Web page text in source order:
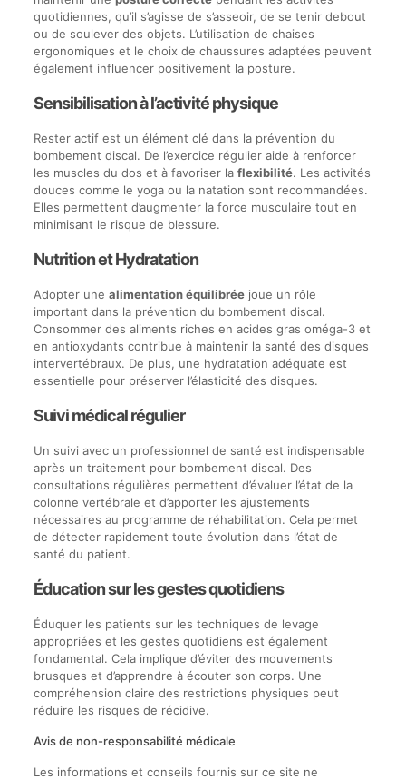
quotidiennes, qu’il s’agisse de s’asseoir, de se tenir debout
ou de soulever des objets. L’utilisation de chaises
ergonomiques et le choix de chaussures adaptées peuvent
également influencer positivement la posture.
Sensibilisation à l’activité physique
Rester actif est un élément clé dans la prévention du
bombement discal. De l’exercice régulier aide à renforcer
les muscles du dos et à favoriser la flexibilité. Les activités
douces comme le yoga ou la natation sont recommandées.
Elles permettent d’augmenter la force musculaire tout en
minimisant le risque de blessure.
Nutrition et Hydratation
Adopter une alimentation équilibréejoue un rôle
important dans la prévention du bombement discal.
Consommer des aliments riches en acides gras oméga-3 et
en antioxydants contribue à maintenir la santé des disques
intervertébraux. De plus, une hydratation adéquate est
essentielle pour préserver l’élasticité des disques.
Suivi médical régulier
Un suivi avec un professionnel de santé est indispensable
après un traitement pour bombement discal. Des
consultations régulières permettent d’évaluer l’état de la
colonne vertébrale et d’apporter les ajustements
nécessaires au programme de réhabilitation. Cela permet
de détecter rapidement toute évolution dans l’état de
santé du patient.
Éducation sur les gestes quotidiens
Éduquer les patients sur les techniques de levage
appropriées et les gestes quotidiens est également
fondamental. Cela implique d’éviter des mouvements
brusques et d’apprendre à écouter son corps. Une
compréhension claire des restrictions physiques peut
réduire les risques de récidive.
Avis de non-responsabilité médicale
Les informations et conseils fournis sur ce site ne